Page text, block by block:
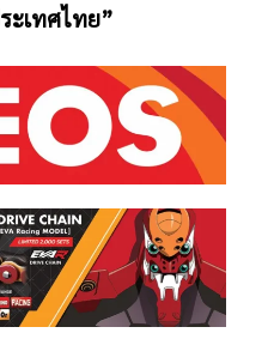
ะเทศไทย”